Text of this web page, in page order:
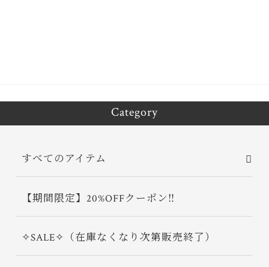
Category
すべてのアイテム
【期間限定】20%OFFクーポン‼
✧SALE✧（在庫なくなり次第販売終了）